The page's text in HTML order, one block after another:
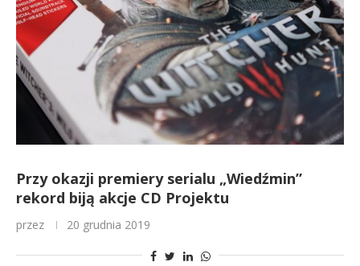
Przy okazji premiery serialu „Wiedźmin”
rekord biją akcje CD Projektu
przez 20 grudnia 2019